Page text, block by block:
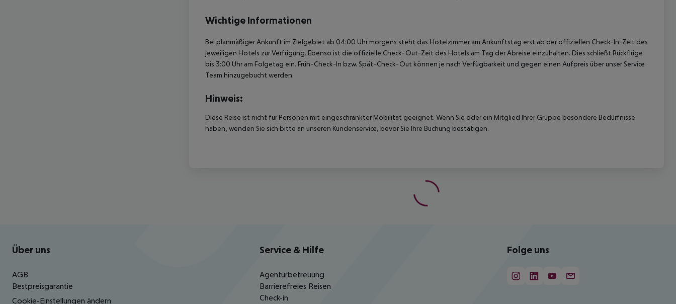
Wichtige Informationen
Bei planmäßiger Ankunft im Zielgebiet ab 04:00 Uhr morgens steht das Hotelzimmer am Ankunftstag erst ab der offiziellen Check-In-Zeit des
jeweiligen Hotels zur Verfügung. Ebenso ist die offizielle Check-Out-Zeit des Hotels am Tag der Abreise einzuhalten. Dies schließt Rückflüge
bis 3:00 Uhr am Folgetag ein. Früh-Check-In bzw. Spät-Check-Out können je nach Verfügbarkeit und gegen einen Aufpreis über unser Service
Team hinzugebucht werden.
Hinweis:
Diese Reise ist nicht für Personen mit eingeschränkter Mobilität geeignet. Wenn Sie oder ein Mitglied Ihrer Gruppe besondere Bedürfnisse
haben, wenden Sie sich bitte an unseren Kundenservice, bevor Sie Ihre Buchung bestätigen.
Footer navigation
Über uns
AGB
Bestpreisgarantie
Cookie-Einstellungen ändern
Service & Hilfe
Agenturbetreuung
Barrierefreies Reisen
Check-in
Folge uns